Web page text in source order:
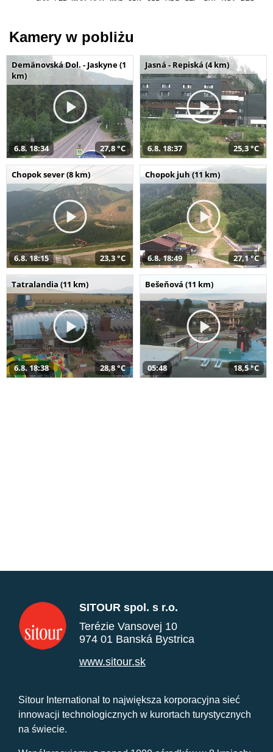
Kamery w pobliżu
Demänovská Dol. - Jaskyne (1
km)
6.8. 18:34 27,8 °C
Jasná - Repiská (4 km)
6.8. 18:37 25,3 °C
Chopok sever (8 km)
6.8. 18:15 23,3 °C
Chopok juh (11 km)
6.8. 18:49 27,1 °C
Tatralandia (11 km)
6.8. 18:38 28,8 °C
Bešeňová (11 km)
05:48 18,5 °C
SITOUR spol. s r.o.
Terézie Vansovej 10
974 01 Banská Bystrica
www.sitour.sk
Sitour International to największa korporacyjna sieć
innowacji technologicznych w kurortach turystycznych
na świecie.